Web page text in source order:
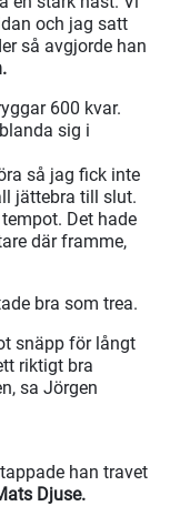
och jag satt
så avgjorde han
600 kvar.
sig i
så jag fick inte
jättebra till slut.
Det hade
där framme,
bra som trea.
snäpp för långt
riktigt bra
sa Jörgen
han travet
Djuse.